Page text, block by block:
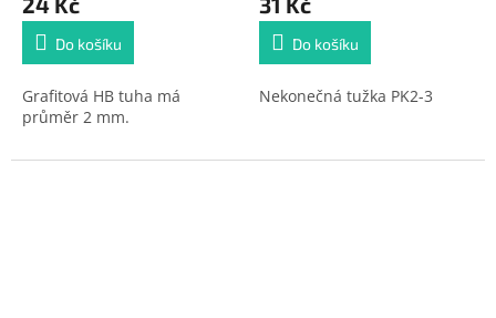
Do košíku
Grafitová HB tuha má
průměr 2 mm.
Do košíku
Nekonečná tužka PK2-3